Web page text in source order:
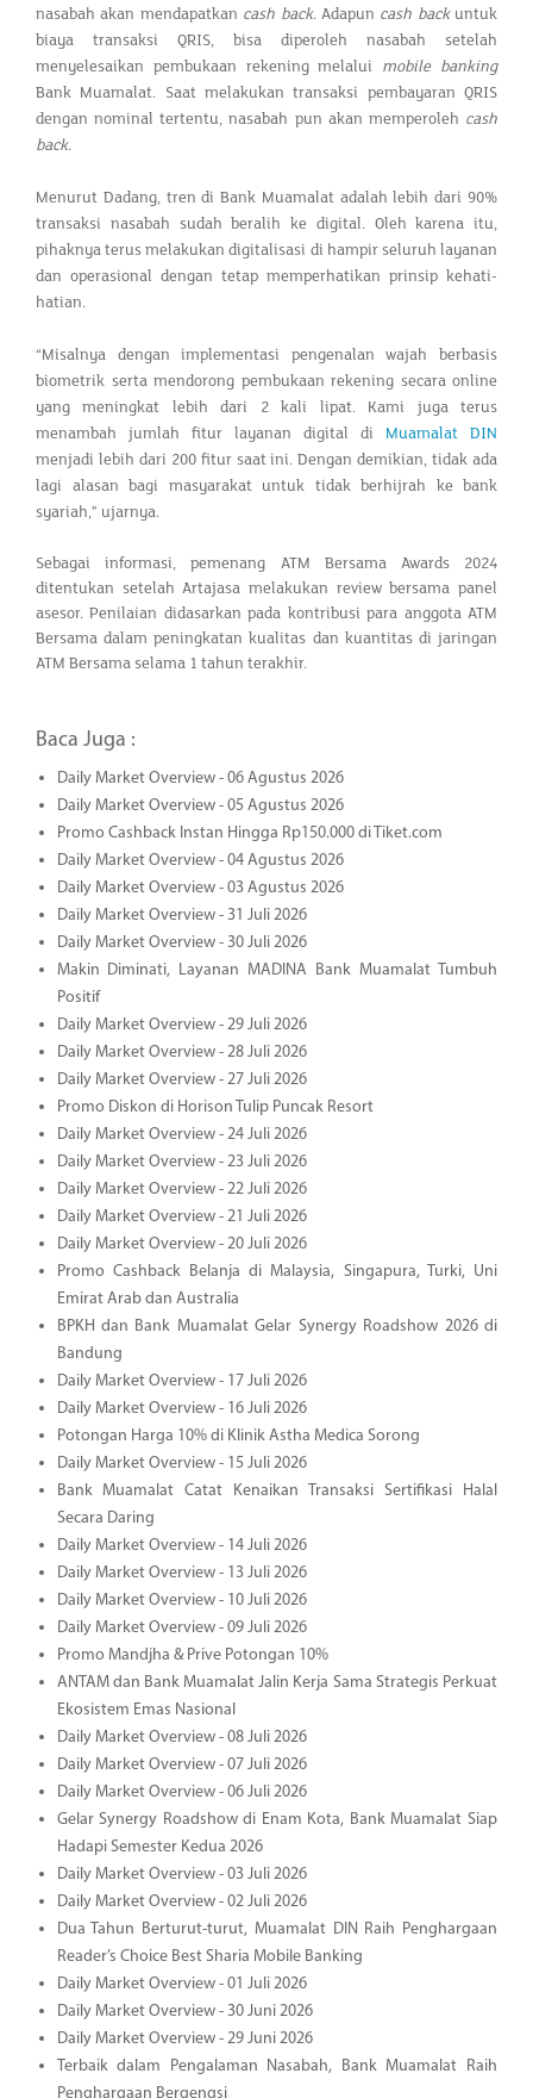
nasabah akan mendapatkan cash back. Adapun cash backuntuk
biaya transaksi QRIS, bisa diperoleh nasabah setelah
menyelesaikan pembukaan rekening melalui mobile banking
Bank Muamalat. Saat melakukan transaksi pembayaran QRIS
dengan nominal tertentu, nasabah pun akan memperoleh cash
back.
Menurut Dadang, tren di Bank Muamalat adalah lebih dari 90%
transaksi nasabah sudah beralih ke digital. Oleh karena itu,
pihaknya terus melakukan digitalisasi di hampir seluruh layanan
dan operasional dengan tetap memperhatikan prinsip kehati-
hatian.
“Misalnya dengan implementasi pengenalan wajah berbasis
biometrik serta mendorong pembukaan rekening secara online
yang meningkat lebih dari 2 kali lipat. Kami juga terus
menambah jumlah fitur layanan digital di Muamalat DIN
menjadi lebih dari 200 fitur saat ini. Dengan demikian, tidak ada
lagi alasan bagi masyarakat untuk tidak berhijrah ke bank
syariah,” ujarnya.
Sebagai informasi, pemenang ATM Bersama Awards 2024
ditentukan setelah Artajasa melakukan review bersama panel
asesor. Penilaian didasarkan pada kontribusi para anggota ATM
Bersama dalam peningkatan kualitas dan kuantitas di jaringan
ATM Bersama selama 1 tahun terakhir.
Baca Juga :
Daily Market Overview - 06 Agustus 2026
Daily Market Overview - 05 Agustus 2026
Promo Cashback Instan Hingga Rp150.000 di Tiket.com
Daily Market Overview - 04 Agustus 2026
Daily Market Overview - 03 Agustus 2026
Daily Market Overview - 31 Juli 2026
Daily Market Overview - 30 Juli 2026
Makin Diminati, Layanan MADINA Bank Muamalat Tumbuh
Positif
Daily Market Overview - 29 Juli 2026
Daily Market Overview - 28 Juli 2026
Daily Market Overview - 27 Juli 2026
Promo Diskon di Horison Tulip Puncak Resort
Daily Market Overview - 24 Juli 2026
Daily Market Overview - 23 Juli 2026
Daily Market Overview - 22 Juli 2026
Daily Market Overview - 21 Juli 2026
Daily Market Overview - 20 Juli 2026
Promo Cashback Belanja di Malaysia, Singapura, Turki, Uni
Emirat Arab dan Australia
BPKH dan Bank Muamalat Gelar Synergy Roadshow 2026 di
Bandung
Daily Market Overview - 17 Juli 2026
Daily Market Overview - 16 Juli 2026
Potongan Harga 10% di Klinik Astha Medica Sorong
Daily Market Overview - 15 Juli 2026
Bank Muamalat Catat Kenaikan Transaksi Sertifikasi Halal
Secara Daring
Daily Market Overview - 14 Juli 2026
Daily Market Overview - 13 Juli 2026
Daily Market Overview - 10 Juli 2026
Daily Market Overview - 09 Juli 2026
Promo Mandjha & Prive Potongan 10%
ANTAM dan Bank Muamalat Jalin Kerja Sama Strategis Perkuat
Ekosistem Emas Nasional
Daily Market Overview - 08 Juli 2026
Daily Market Overview - 07 Juli 2026
Daily Market Overview - 06 Juli 2026
Gelar Synergy Roadshow di Enam Kota, Bank Muamalat Siap
Hadapi Semester Kedua 2026
Daily Market Overview - 03 Juli 2026
Daily Market Overview - 02 Juli 2026
Dua Tahun Berturut-turut, Muamalat DIN Raih Penghargaan
Reader’s Choice Best Sharia Mobile Banking
Daily Market Overview - 01 Juli 2026
Daily Market Overview - 30 Juni 2026
Daily Market Overview - 29 Juni 2026
Terbaik dalam Pengalaman Nasabah, Bank Muamalat Raih
Penghargaan Bergengsi